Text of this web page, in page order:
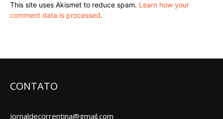
This site uses Akismet to reduce spam. Learn how your
comment data is processed.
CONTATO
jornaldecorrentina@gmail.com